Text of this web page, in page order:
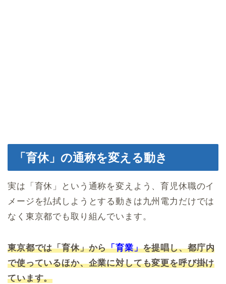
「育休」の通称を変える動き
実は「育休」という通称を変えよう、育児休職のイ
メージを払拭しようとする動きは九州電力だけでは
なく東京都でも取り組んでいます。
東京都では「育休」から「育業」を提唱し、都庁内
で使っているほか、企業に対しても変更を呼び掛け
ています。